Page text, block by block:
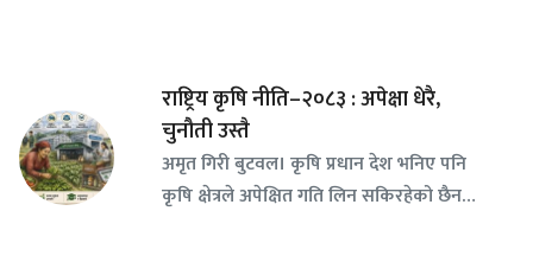
राष्ट्रिय कृषि नीति–२०८३ : अपेक्षा धेरै,
चुनौती उस्तै
अमृत गिरी बुटवल। कृषि प्रधान देश भनिए पनि
कृषि क्षेत्रले अपेक्षित गति लिन सकिरहेको छैन…